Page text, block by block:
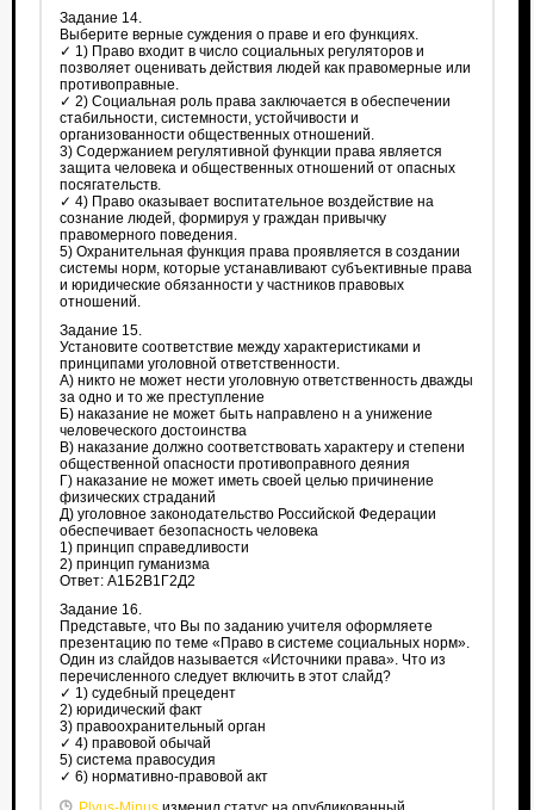
Задание 14.
Выберите верные суждения о праве и его функциях.
✓ 1) Право входит в число социальных регуляторов и
позволяет оценивать действия людей как правомерные или
противоправные.
✓ 2) Социальная роль права заключается в обеспечении
стабильности, системности, устойчивости и
организованности общественных отношений.
3) Содержанием регулятивной функции права является
защита человека и общественных отношений от опасных
посягательств.
✓ 4) Право оказывает воспитательное воздействие на
сознание людей, формируя у граждан привычку
правомерного поведения.
5) Охранительная функция права проявляется в создании
системы норм, которые устанавливают субъективные права
и юридические обязанности у частников правовых
отношений.
Задание 15.
Установите соответствие между характеристиками и
принципами уголовной ответственности.
А) никто не может нести уголовную ответственность дважды
за одно и то же преступление
Б) наказание не может быть направлено н а унижение
человеческого достоинства
В) наказание должно соответствовать характеру и степени
общественной опасности противоправного деяния
Г) наказание не может иметь своей целью причинение
физических страданий
Д) уголовное законодательство Российской Федерации
обеспечивает безопасность человека
1) принцип справедливости
2) принцип гуманизма
Ответ: А1Б2В1Г2Д2
Задание 16.
Представьте, что Вы по заданию учителя оформляете
презентацию по теме «Право в системе социальных норм».
Один из слайдов называется «Источники права». Что из
перечисленного следует включить в этот слайд?
✓ 1) судебный прецедент
2) юридический факт
3) правоохранительный орган
✓ 4) правовой обычай
5) система правосудия
✓ 6) нормативно-правовой акт